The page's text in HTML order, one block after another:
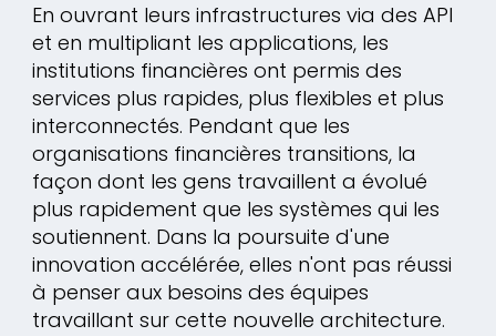
En ouvrant leurs infrastructures via des API
et en multipliant les applications, les
institutions financières ont permis des
services plus rapides, plus flexibles et plus
interconnectés. Pendant que les
organisations financières transitions, la
façon dont les gens travaillent a évolué
plus rapidement que les systèmes qui les
soutiennent. Dans la poursuite d'une
innovation accélérée, elles n'ont pas réussi
à penser aux besoins des équipes
travaillant sur cette nouvelle architecture.